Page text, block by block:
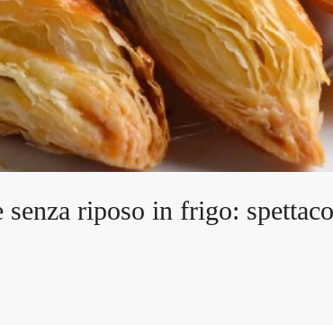
senza riposo in frigo: